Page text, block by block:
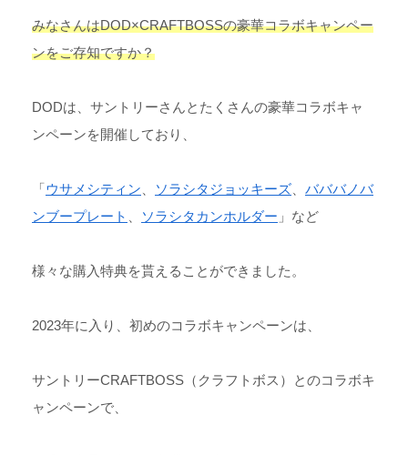
みなさんはDOD×CRAFTBOSSの豪華コラボキャンペー
ンをご存知ですか？
DODは、サントリーさんとたくさんの豪華コラボキャ
ンペーンを開催しており、
「ウサメシティン ソラシタジョッキーズ
バババノバ
ンブープレート
ソラシタカンホルダー 」など
様々な購入特典を貰えることができました。
2023年に入り、初めのコラボキャンペーンは、
サントリーCRAFTBOSS（クラフトボス）とのコラボキ
ャンペーンで、